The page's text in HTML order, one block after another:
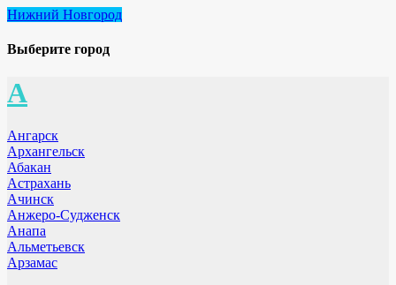
Нижний Новгород
Выберите город
А
Ангарск
Архангельск
Абакан
Астрахань
Ачинск
Анжеро-Судженск
Анапа
Альметьевск
Арзамас